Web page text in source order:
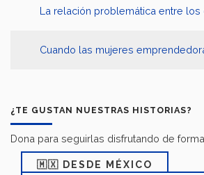
La relación problemática entre
Cuando las mujeres
¿TE GUSTAN NUESTRAS HISTORIAS?
Dona para seguirlas disfrutando de forma
🇲🇽 DESDE MÉXICO